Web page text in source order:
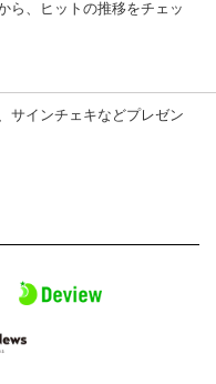
ら、ヒットの推移をチェッ
サインチェキなどプレゼン